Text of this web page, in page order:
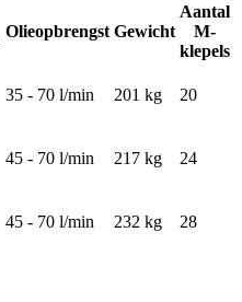
Olieopbrengst Gewicht
Aantal
M-
klepels
35 - 70 l/min 201 kg 20
45 - 70 l/min 217 kg 24
45 - 70 l/min 232 kg 28